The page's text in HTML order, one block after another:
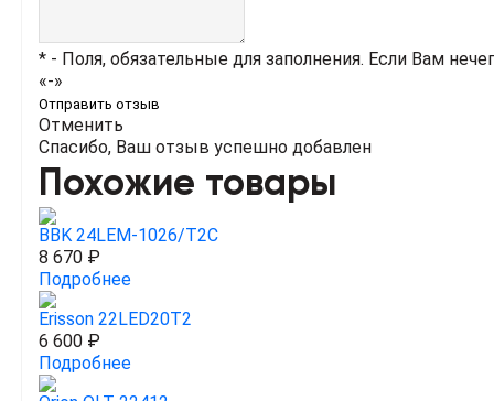
* - Поля, обязательные для заполнения. Если Вам
«-»
Отправить отзыв
Отменить
Спасибо, Ваш отзыв успешно добавлен
Похожие товары
BBK 24LEM-1026/T2C
8 670 ₽
Подробнее
Erisson 22LED20T2
6 600 ₽
Подробнее